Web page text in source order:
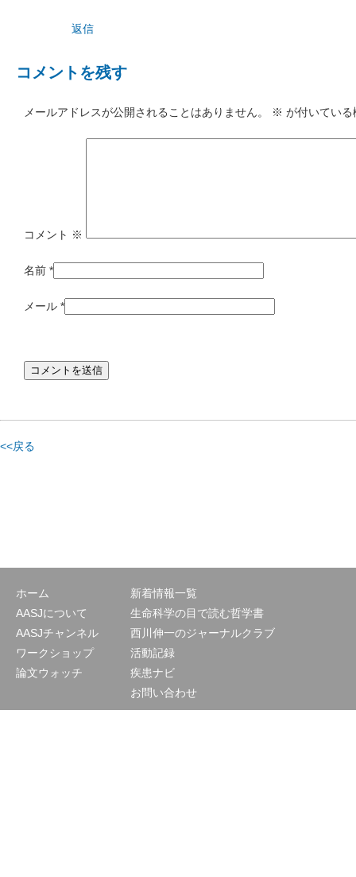
返信
コメントを残す
メールアドレスが公開されることはありません。 ※ が付いてい
コメント ※
名前 *
メール *
<<戻る
ホーム
AASJについて
AASJチャンネル
ワークショップ
論文ウォッチ
新着情報一覧
生命科学の目で読む哲学書
西川伸一のジャーナルクラブ
活動記録
疾患ナビ
お問い合わせ